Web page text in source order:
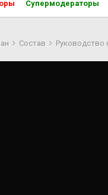
Супермодераторы
Состав Руководство